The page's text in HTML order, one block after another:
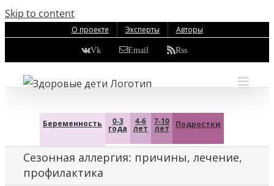
Skip to content
О проекте Эксперты Авторы
Vk Email Rss
Беременность 0-3
года
4-6
лет
7-10
лет Подростки
Сезонная аллергия: причины, лечение,
профилактика